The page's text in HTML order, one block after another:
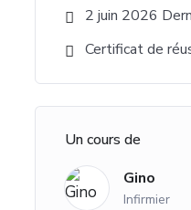
2 juin 2026
Certificat de
Un cours de
Gino
Infirmier